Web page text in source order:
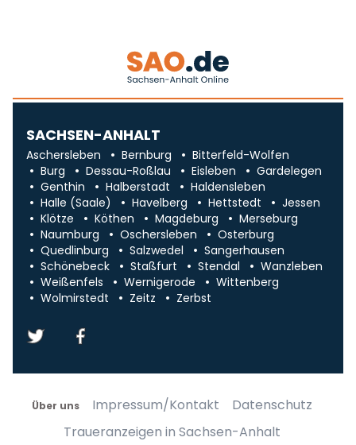
SACHSEN-ANHALT
Aschersleben Bernburg
Bitterfeld-Wolfen
Burg
Dessau-Roßlau Eisleben
Gardelegen
Genthin
Halberstadt
Haldensleben
Halle (Saale)
Havelberg Hettstedt
Jessen
Klötze
Köthen Magdeburg
Merseburg
Naumburg
Oschersleben
Osterburg
Quedlinburg
Salzwedel
Sangerhausen
Schönebeck
Staßfurt Stendal
Wanzleben
Weißenfels
Wernigerode
Wittenberg
Wolmirstedt
Zeitz Zerbst
Über uns Impressum/Kontakt
Datenschutz
Traueranzeigen in Sachsen-Anhalt